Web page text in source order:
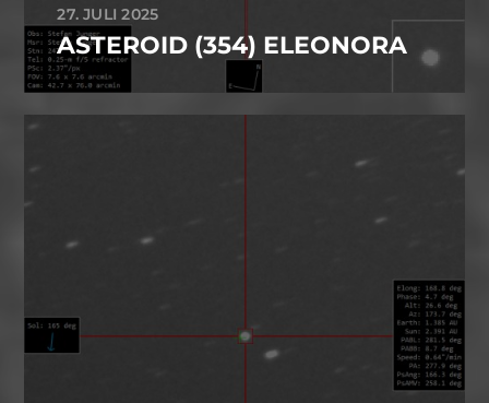
27. JULI 2025
ASTEROID (354) ELEONORA